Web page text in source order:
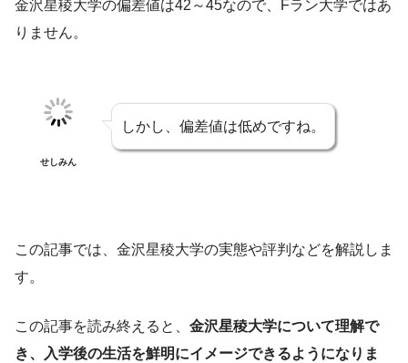
金沢星稜大学の偏差値は42～45なので、Fラン大学ではあ
りません。
せしみん
しかし、偏差値は低めですね。
この記事では、金沢星稜大学の実態や評判などを解説しま
す。
この記事を読み終えると、 金沢星稜大学について理解で
き、入学後の生活を鮮明にイメージできるようになりま